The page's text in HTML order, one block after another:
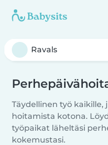
Täydellinen työ
hoitamista kotona.
työpaikat läheltäsi
kokemustasi.